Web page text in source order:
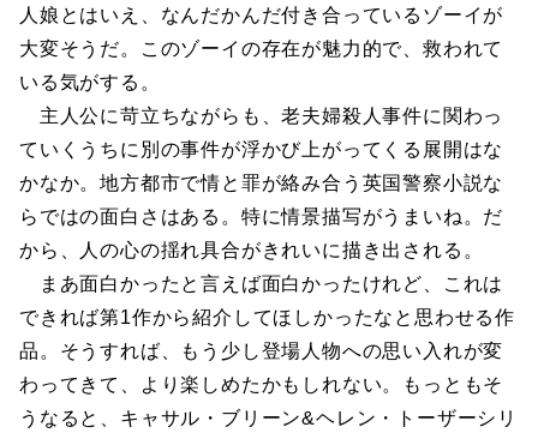
人娘とはいえ、なんだかんだ付き合っているゾーイが
大変そうだ。このゾーイの存在が魅力的で、救われて
いる気がする。
主人公に苛立ちながらも、老夫婦殺人事件に関わっ
ていくうちに別の事件が浮かび上がってくる展開はな
かなか。地方都市で情と罪が絡み合う英国警察小説な
らではの面白さはある。特に情景描写がうまいね。だ
から、人の心の揺れ具合がきれいに描き出される。
まあ面白かったと言えば面白かったけれど、これは
できれば第1作から紹介してほしかったなと思わせる作
品。そうすれば、もう少し登場人物への思い入れが変
わってきて、より楽しめたかもしれない。もっともそ
うなると、キャサル・ブリーン&ヘレン・トーザーシリ